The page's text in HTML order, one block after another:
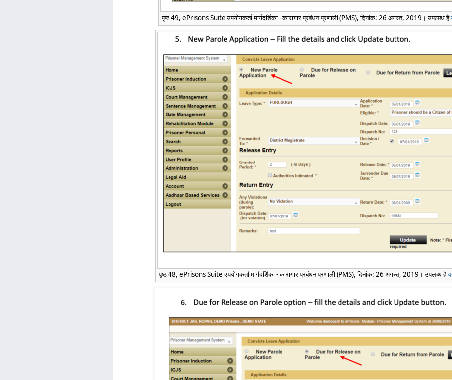
पृष्ठ 49, ePrisons Suite उपयोगकर्ता मार्गदर्शिका - कारागार प्रबंधन प्रणाली (PMS), दिनांक: 26 अगस्त, 2019। उपलब्ध है
पृष्ठ 48, ePrisons Suite उपयोगकर्ता मार्गदर्शिका - कारागार प्रबंधन प्रणाली (PMS), दिनांक: 26 अगस्त, 2019। उपलब्ध है